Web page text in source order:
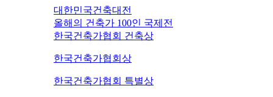
대한민국건축대전
올해의 건축가 100인 국제전
한국건축가협회 건축상
한국건축가협회상
한국건축가협회 특별상